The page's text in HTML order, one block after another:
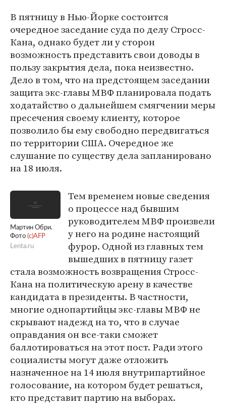
В пятницу в Нью-Йорке состоится
очередное заседание суда по делу Стросс-
Кана, однако будет ли у сторон
возможность представить свои доводы в
пользу закрытия дела, пока неизвестно.
Дело в том, что на предстоящем заседании
защита экс-главы МВФ планировала подать
ходатайство о дальнейшем смягчении меры
пресечения своему клиенту, которое
позволило бы ему свободно передвигаться
по территории США. Очередное же
слушание по существу дела запланировано
на 18 июля.
Мартин Обри.
Фото (c)AFP
Lenta.ru
Тем временем новые сведения
о процессе над бывшим
руководителем МВФ произвели
у него на родине настоящий
фурор. Одной из главных тем
вышедших в пятницу газет
стала возможность возвращения Стросс-
Кана на политическую арену в качестве
кандидата в президенты. В частности,
многие однопартийцы экс-главы МВФ не
скрывают надежд на то, что в случае
оправдания он все-таки сможет
баллотироваться на этот пост. Ради этого
социалисты могут даже отложить
назначенное на 14 июля внутрипартийное
голосование, на котором будет решаться,
кто представит партию на выборах.